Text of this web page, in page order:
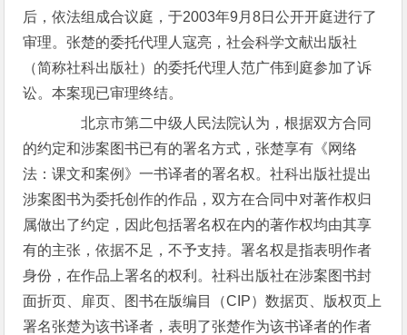
后，依法组成合议庭，于2003年9月8日公开开庭进行了
审理。张楚的委托代理人寇亮，社会科学文献出版社
（简称社科出版社）的委托代理人范广伟到庭参加了诉
讼。本案现已审理终结。
北京市第二中级人民法院认为，根据双方合同
的约定和涉案图书已有的署名方式，张楚享有《网络
法：课文和案例》一书译者的署名权。社科出版社提出
涉案图书为委托创作的作品，双方在合同中对著作权归
属做出了约定，因此包括署名权在内的著作权均由其享
有的主张，依据不足，不予支持。署名权是指表明作者
身份，在作品上署名的权利。社科出版社在涉案图书封
面折页、扉页、图书在版编目（CIP）数据页、版权页上
署名张楚为该书译者，表明了张楚作为该书译者的作者